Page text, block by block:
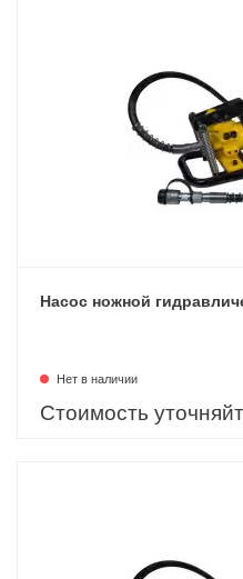
Насос ножной
Нет в наличии
Стоимость